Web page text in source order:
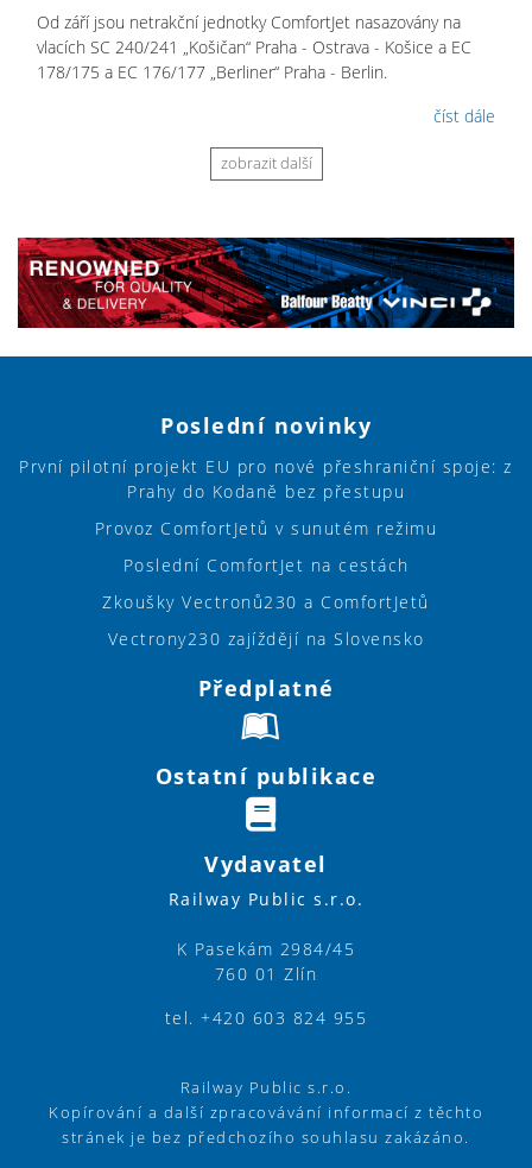
Od září jsou netrakční jednotky ComfortJet nasazovány na
vlacích SC 240/241 „Košičan“ Praha - Ostrava - Košice a EC
178/175 a EC 176/177 „Berliner“ Praha - Berlin.
číst dále
zobrazit další
Poslední novinky
První pilotní projekt EU pro nové přeshraniční spoje: z
Prahy do Kodaně bez přestupu
Provoz ComfortJetů v sunutém režimu
Poslední ComfortJet na cestách
Zkoušky Vectronů230 a ComfortJetů
Vectrony230 zajíždějí na Slovensko
Předplatné
Ostatní publikace
Vydavatel
Railway Public s.r.o.
K Pasekám 2984/45
760 01 Zlín
tel. +420 603 824 955
Railway Public s.r.o.
Kopírování a další zpracovávání informací z těchto
stránek je bez předchozího souhlasu zakázáno.